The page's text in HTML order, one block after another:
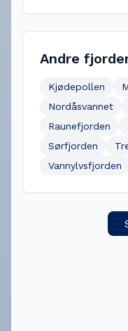
Andre
Kjødepollen
Nordåsvannet
Raunefjorden
Sørfjorden
Vannylvsfjorden